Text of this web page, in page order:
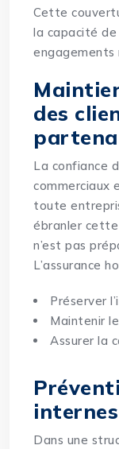
Cette
la capacité de
engagements
des
La confiance
commerciaux
toute
ébranler cette
n’est pas
L’assurance
Préserver
Maintenir
Assurer la
internes
Dans une